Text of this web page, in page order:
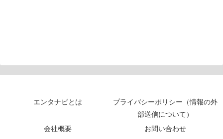
エンタナビとは
プライバシーポリシー（情報の外
部送信について）
会社概要
お問い合わせ